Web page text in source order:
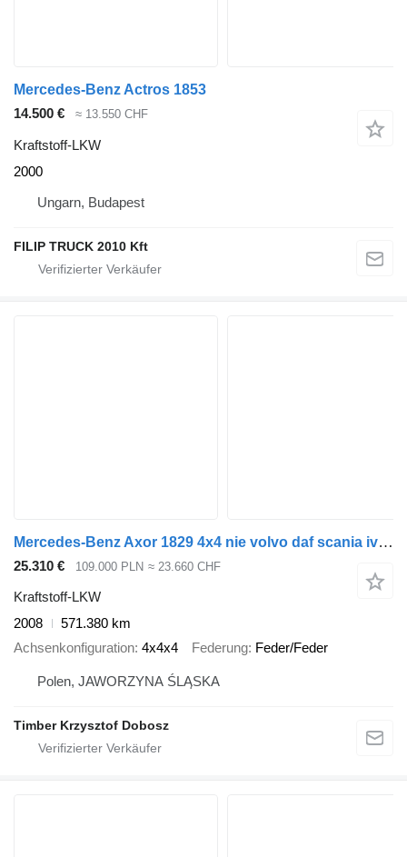
Mercedes-Benz Actros 1853
14.500 €
≈ 13.550 CHF
Kraftstoff-LKW
2000
Ungarn, Budapest
FILIP TRUCK 2010 Kft
Mercedes-Benz Axor 1829 4x4 nie volvo daf scania iveco actros export
25.310 € 109.000 PLN ≈ 23.660 CHF
Kraftstoff-LKW
2008
571.380 km
Achsenkonfiguration 4x4x4 Federung Feder/Feder
Polen, JAWORZYNA ŚLĄSKA
Timber Krzysztof Dobosz